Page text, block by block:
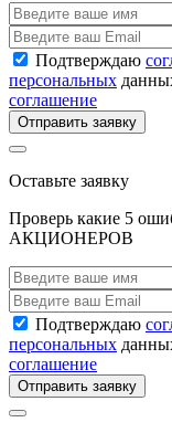
Подтверждаю
персональных
соглашение
Отправить заявку
Оставьте заявку
Проверь какие 5
АКЦИОНЕРОВ
Подтверждаю
персональных
соглашение
Отправить заявку